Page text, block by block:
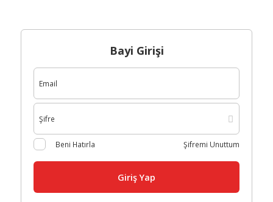
Bayi Girişi
Beni Hatırla Şifremi Unuttum
Giriş Yap